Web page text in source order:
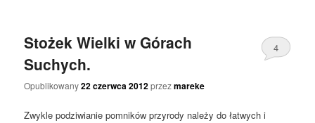
Stożek Wielki w Górach
Suchych.
Opublikowany22 czerwca 2012przezmareke
4
Zwykle podziwianie pomników przyrody należy do łatwych i